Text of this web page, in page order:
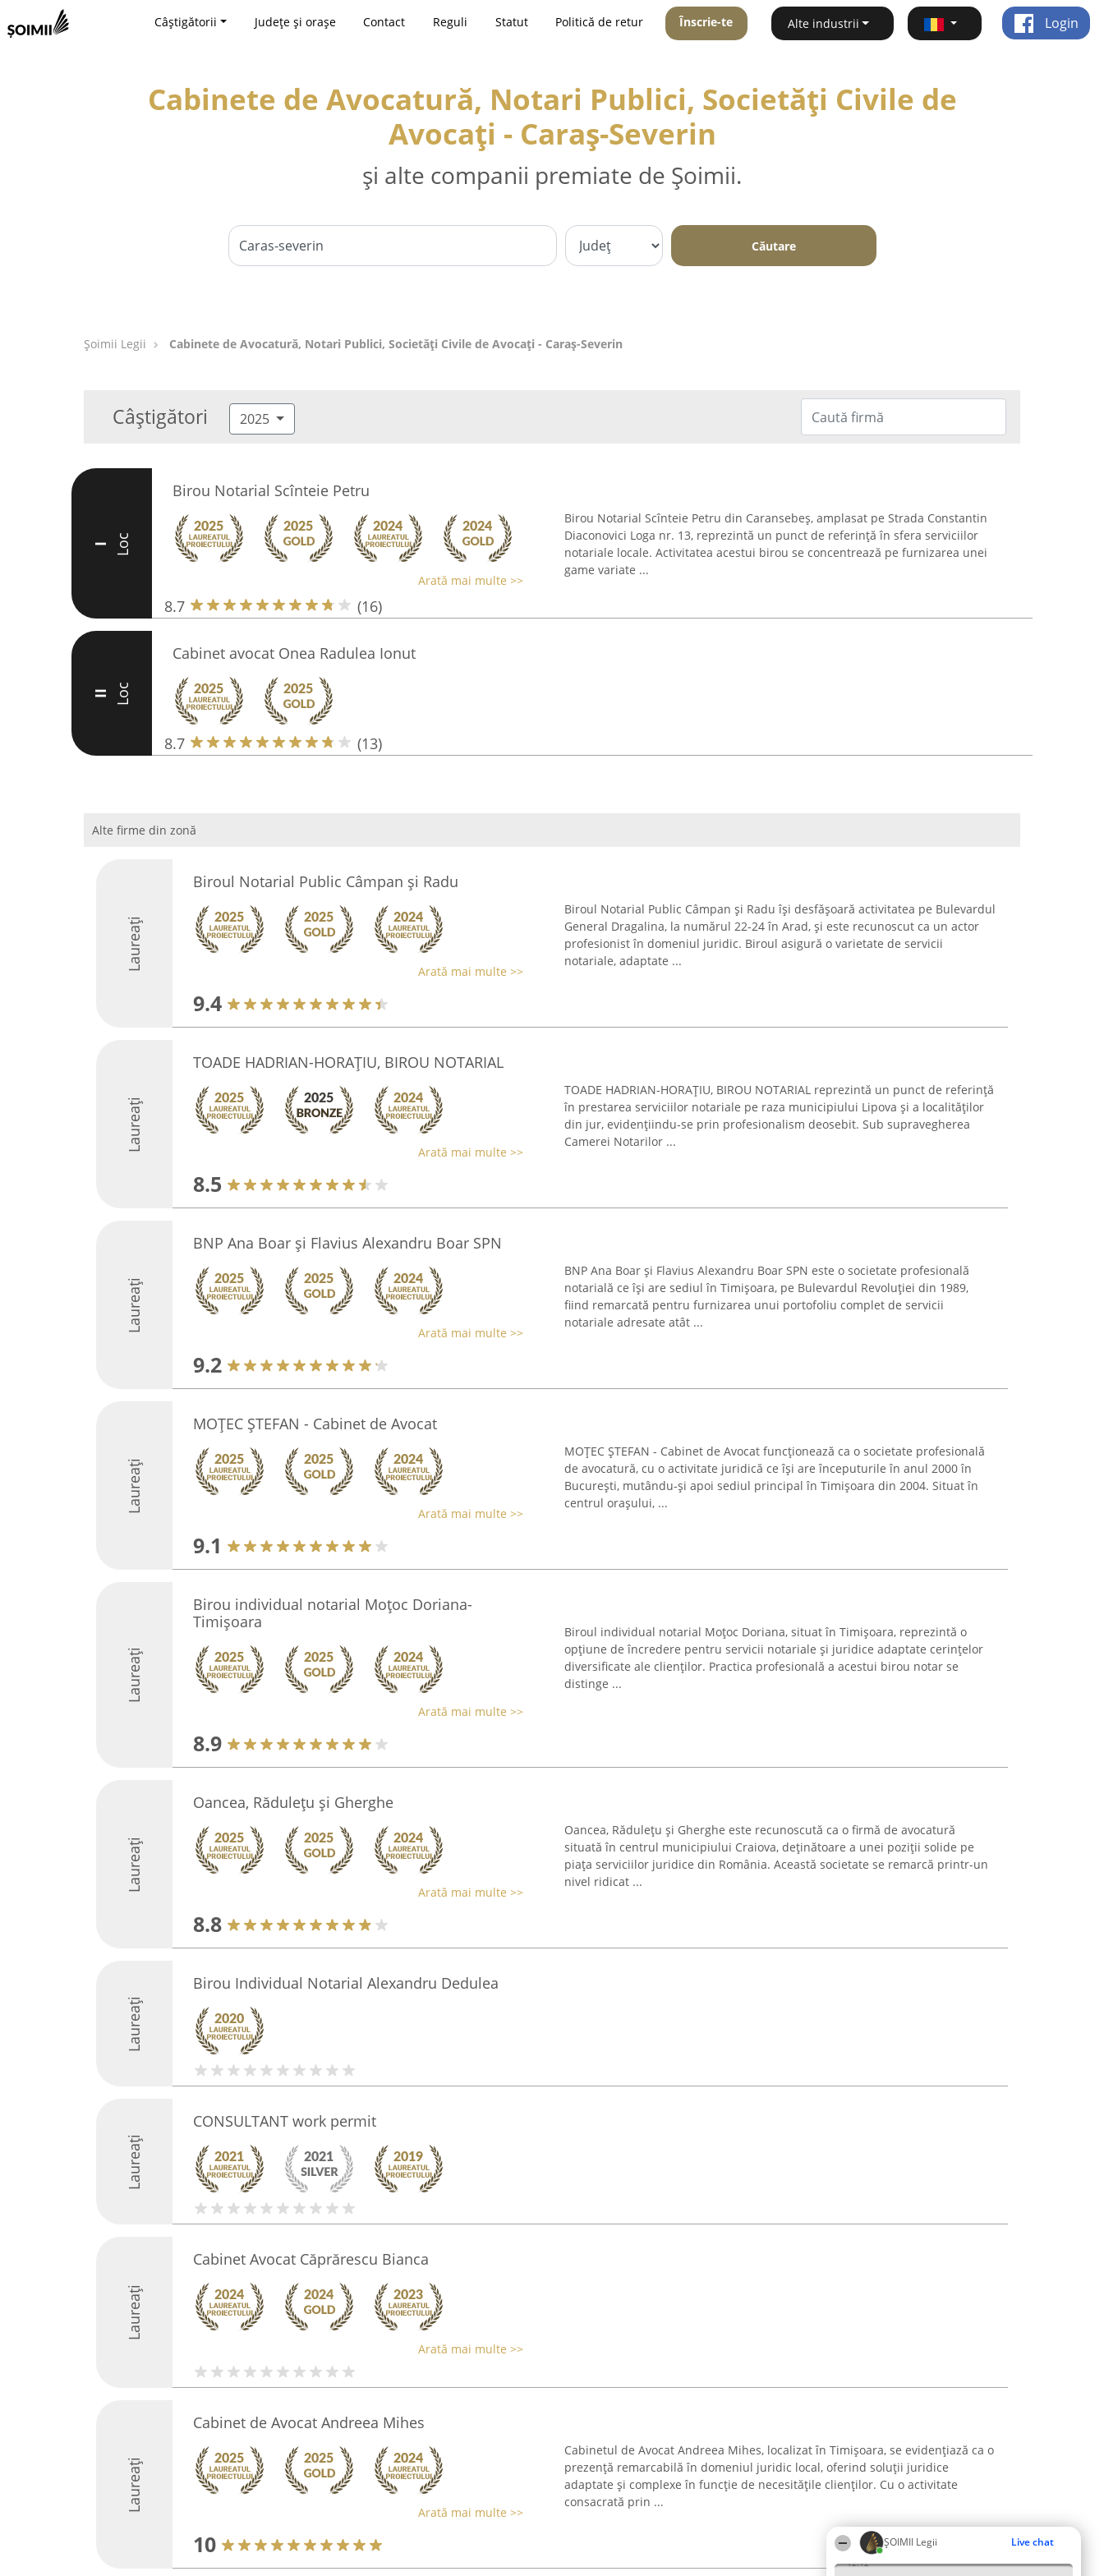
ȘOIMII Legii Live chat
12:12
Câștigătorii Județe și orașe Contact Reguli Statut Politică de retur Înscrie-te Alte industrii Login
Cabinete de Avocatură, Notari Publici, Societăți Civile de
Avocați - Caraş-Severin
și alte companii premiate de Șoimii.
Căutare
Șoimii Legii Cabinete de Avocatură, Notari Publici, Societăți Civile de Avocați - Caraş-Severin
Câștigători 2025
I Loc
Birou Notarial Scînteie Petru
Arată mai multe >>
8.7 (16)
Birou Notarial Scînteie Petru din Caransebeș, amplasat pe Strada Constantin
Diaconovici Loga nr. 13, reprezintă un punct de referință în sfera serviciilor
notariale locale. Activitatea acestui birou se concentrează pe furnizarea unei
game variate ...
II Loc
Cabinet avocat Onea Radulea Ionut
8.7 (13)
Alte firme din zonă
Laureați
Biroul Notarial Public Câmpan şi Radu
Arată mai multe >>
9.4
Biroul Notarial Public Câmpan şi Radu își desfășoară activitatea pe Bulevardul
General Dragalina, la numărul 22-24 în Arad, și este recunoscut ca un actor
profesionist în domeniul juridic. Biroul asigură o varietate de servicii
notariale, adaptate ...
Laureați
TOADE HADRIAN-HORAŢIU, BIROU NOTARIAL
Arată mai multe >>
8.5
TOADE HADRIAN-HORAŢIU, BIROU NOTARIAL reprezintă un punct de referință
în prestarea serviciilor notariale pe raza municipiului Lipova și a localităților
din jur, evidențiindu-se prin profesionalism deosebit. Sub supravegherea
Camerei Notarilor ...
Laureați
BNP Ana Boar și Flavius Alexandru Boar SPN
Arată mai multe >>
9.2
BNP Ana Boar și Flavius Alexandru Boar SPN este o societate profesională
notarială ce își are sediul în Timișoara, pe Bulevardul Revoluției din 1989,
fiind remarcată pentru furnizarea unui portofoliu complet de servicii
notariale adresate atât ...
Laureați
MOȚEC ȘTEFAN - Cabinet de Avocat
Arată mai multe >>
9.1
MOȚEC ȘTEFAN - Cabinet de Avocat funcționează ca o societate profesională
de avocatură, cu o activitate juridică ce își are începuturile în anul 2000 în
București, mutându-și apoi sediul principal în Timișoara din 2004. Situat în
centrul orașului, ...
Laureați
Birou individual notarial Moțoc Doriana-
Timișoara
Arată mai multe >>
8.9
Biroul individual notarial Moțoc Doriana, situat în Timișoara, reprezintă o
opțiune de încredere pentru servicii notariale și juridice adaptate cerințelor
diversificate ale clienților. Practica profesională a acestui birou notar se
distinge ...
Laureați
Oancea, Rădulețu și Gherghe
Arată mai multe >>
8.8
Oancea, Rădulețu și Gherghe este recunoscută ca o firmă de avocatură
situată în centrul municipiului Craiova, deținătoare a unei poziții solide pe
piața serviciilor juridice din România. Această societate se remarcă printr-un
nivel ridicat ...
Laureați
Birou Individual Notarial Alexandru Dedulea
Laureați
CONSULTANT work permit
Laureați
Cabinet Avocat Căprărescu Bianca
Arată mai multe >>
Laureați
Cabinet de Avocat Andreea Mihes
Arată mai multe >>
10
Cabinetul de Avocat Andreea Mihes, localizat în Timișoara, se evidențiază ca o
prezență remarcabilă în domeniul juridic local, oferind soluții juridice
adaptate și complexe în funcție de necesitățile clienților. Cu o activitate
consacrată prin ...